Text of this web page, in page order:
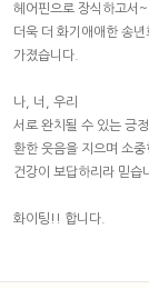
헤어핀으로 장식하고서~
더욱 더 화기애애한 송
가졌습니다.
나, 너, 우리
서로 완치될 수 있는 긍
환한 웃음을 지으며 소중
건강이 보답하리라 믿습
화이팅!! 합니다.